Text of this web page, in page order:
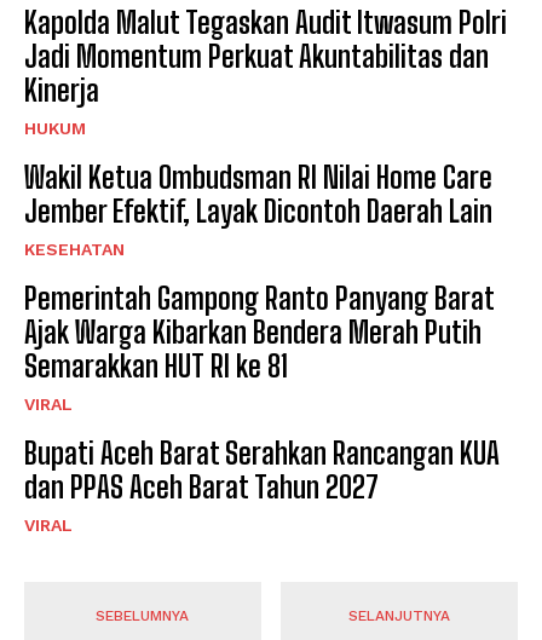
Kapolda Malut Tegaskan Audit Itwasum Polri
Jadi Momentum Perkuat Akuntabilitas dan
Kinerja
HUKUM
Wakil Ketua Ombudsman RI Nilai Home Care
Jember Efektif, Layak Dicontoh Daerah Lain
KESEHATAN
Pemerintah Gampong Ranto Panyang Barat
Ajak Warga Kibarkan Bendera Merah Putih
Semarakkan HUT RI ke 81
VIRAL
Bupati Aceh Barat Serahkan Rancangan KUA
dan PPAS Aceh Barat Tahun 2027
VIRAL
SEBELUMNYA SELANJUTNYA